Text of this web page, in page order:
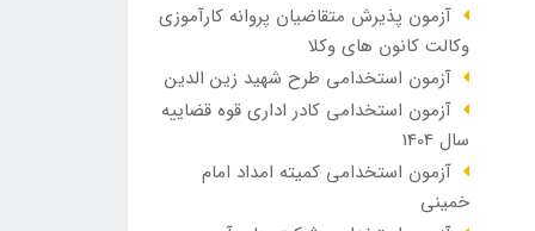
آزمون پذیرش متقاضیان پروانه کارآموزی
وکالت کانون های وکلا
آزمون استخدامی طرح شهید زین الدین
آزمون استخدامی کادر اداری قوه قضاییه
سال 1404
آزمون استخدامی کمیته امداد امام
خمینی